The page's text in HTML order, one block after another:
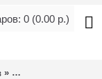
0 (0.00 р.)
» Листовые